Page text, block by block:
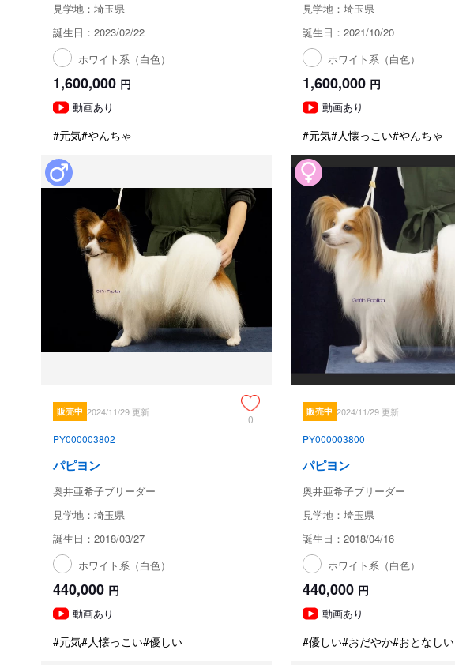
見学地：埼玉県
誕生日：2023/02/22
ホワイト系（白色）
1,600,000 円
動画あり
#元気#やんちゃ
見学地：埼玉県
誕生日：2021/10/20
ホワイト系（白色）
1,600,000 円
動画あり
#元気#人懐っこい#やんちゃ
販売中 2024/11/29 更新
0
PY000003802
パピヨン
奥井亜希子ブリーダー
見学地：埼玉県
誕生日：2018/03/27
ホワイト系（白色）
440,000 円
動画あり
#元気#人懐っこい#優しい
販売中 2024/11/29 更新
PY000003800
パピヨン
奥井亜希子ブリーダー
見学地：埼玉県
誕生日：2018/04/16
ホワイト系（白色）
440,000 円
動画あり
#優しい#おだやか#おとなしい